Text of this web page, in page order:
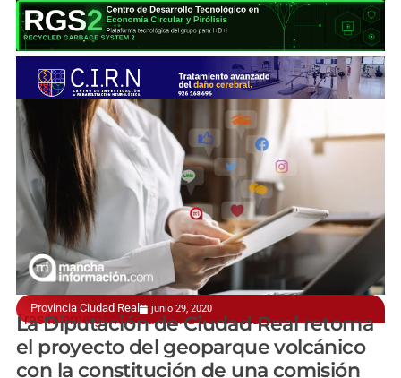
Provincia Ciudad Real junio 29, 2020
Tras la emergencia sanitaria del COVID
La Diputación de Ciudad Real retoma
el proyecto del geoparque volcánico
con la constitución de una comisión